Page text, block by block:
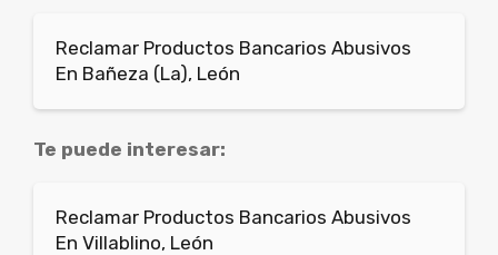
Reclamar Productos Bancarios Abusivos
En Bañeza (La), León
Te puede interesar:
Reclamar Productos Bancarios Abusivos
En Villablino, León